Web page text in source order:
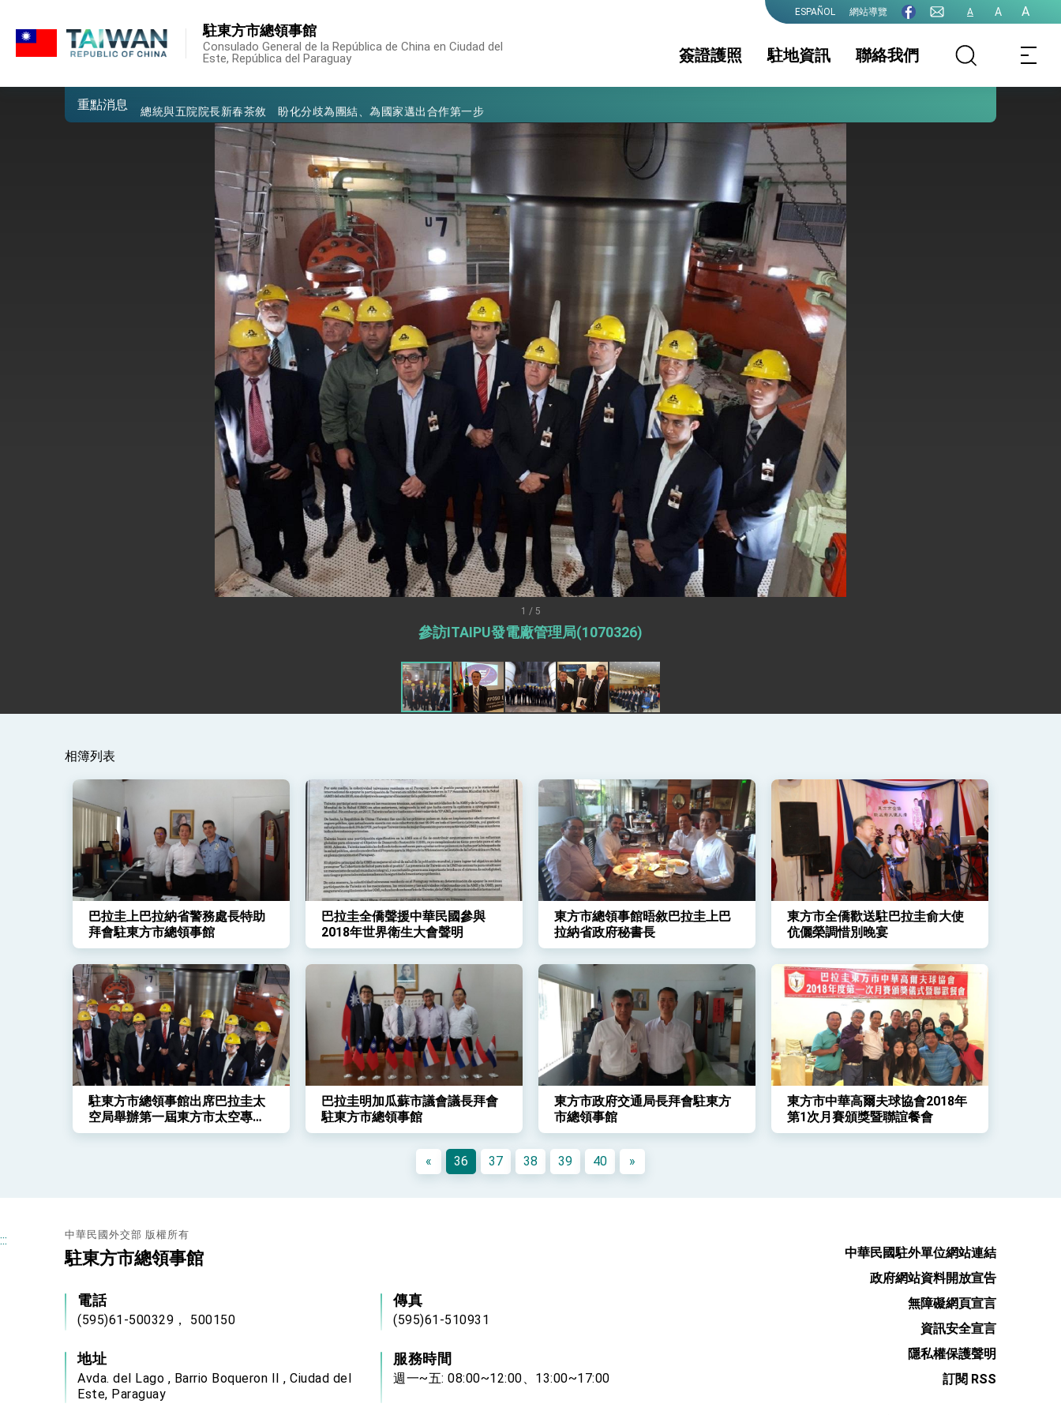
ESPAÑOL 網站導覽 A A A
駐東方市總領事館
Consulado General de la República de China en Ciudad del
Este, República del Paraguay
簽證護照
領務資訊 護照
簽證
文件證明
駐地資訊
簽證及入境須知 駐地基本資料
生活資訊
消保及性平諮詢機
行事曆
聯絡我們
重點消息
外交部發布WHA文宣影片「台灣醫療點亮世界」及「台灣智慧醫療與健康產業展」預告短片，向世界展現台灣守護全球健康的創新能量
總統出訪史瓦帝尼返國談話 強調臺灣人有權利走向世界 盼與理念相近國家共同維護國際秩序
總統與五院院長新春茶敘 盼化分歧為團結、為國家邁出合作第一步
台美貿易協議完成簽署達成6大目標、創5大歷史性突破 總統強調將以3大面向加速臺灣經濟轉型升級 籲請立院全力支持並盡速通過
臺美簽署「對等貿易協定」確立對等關稅15%且不疊加 我輸美2072項產品豁免對等關稅
總統接受「法新社」（AFP）專訪內容
外交部長林佳龍於《外交事務》撰文指出：自由世界 需要台灣，團結合作方能守護繁榮
外交部長林佳龍出席《台灣光華雜誌》50週年慶「見證蛻變，分享世界的光華」開幕式，期許數位轉 型迎向下個50年
總統主持「台美經濟繁榮夥伴對話」記者會 說明臺美合作三大戰略方向 盼與民主夥伴共同引領 下一個世代的繁榮
外交部長林佳龍接受印尼「時代雜誌」專訪，闡述印太安全局勢，籲深化台印尼半導體供應鏈合作
外交部長林佳龍午宴歡迎美國聯邦參議員蓋耶哥訪問團
外交部長林佳龍接見美國智庫「德國馬歇爾基金會」訪問團一行，深化跨大西洋戰略夥伴關係
臺美經貿談判獲階段性成果 卓揆期勉爭取時間完成「臺美對等貿易協定」簽署
卓揆：臺美關稅談判階段性結果有助臺灣取得有利戰略地位 全力支持「臺美對等貿易協定」簽署
外交部與數位發展部攜手合作，整合台灣雄厚數位實力，達成固邦榮邦目標
外交部長林佳龍主持第35次「參與亞太經濟合作策略小組」跨部會會議
民調顯示多數國人滿意政府外交表現，高度支持「總合外交」與台歐美日關係深化
總統主持「守護民主台灣國安行動方案」記者會 強調以實力守護台海和平 以決心掌握國家命運
總統發表執政周年談話 盼面對未來挑戰 堅持團結 迎風轉型 穩健前行
我國政府將在美國亞利桑納州設立「駐鳳凰城辦事處」，進一步深化台美交流合作
1 / 5
參訪ITAIPU發電廠管理局(1070326)
相簿列表
巴拉圭上巴拉納省警務處長特助
拜會駐東方市總領事館
巴拉圭全僑聲援中華民國參與
2018年世界衛生大會聲明
東方市總領事館晤敘巴拉圭上巴
拉納省政府秘書長
東方市全僑歡送駐巴拉圭俞大使
伉儷榮調惜別晚宴
駐東方市總領事館出席巴拉圭太
空局舉辦第一屆東方市太空專題
研討會事
巴拉圭明加瓜蘇市議會議長拜會
駐東方市總領事館
東方市政府交通局長拜會駐東方
市總領事館
東方市中華高爾夫球協會2018年
第1次月賽頒獎暨聯誼餐會
« 36 37 38 39 40 »
::: 中華民國外交部 版權所有
駐東方市總領事館
電話
(595)61-500329， 500150
傳真
(595)61-510931
地址
Avda. del Lago , Barrio Boqueron II , Ciudad del
Este, Paraguay
服務時間
週一~五: 08:00~12:00、13:00~17:00
中華民國駐外單位網站連結
政府網站資料開放宣告
無障礙網頁宣言
資訊安全宣言
隱私權保護聲明
訂閱 RSS